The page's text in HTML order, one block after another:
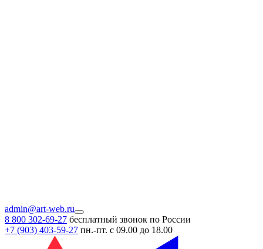
admin@art-web.ru
8 800 302-69-27 бесплатный звонок по России
+7 (903) 403-59-27 пн.-пт. с 09.00 до 18.00